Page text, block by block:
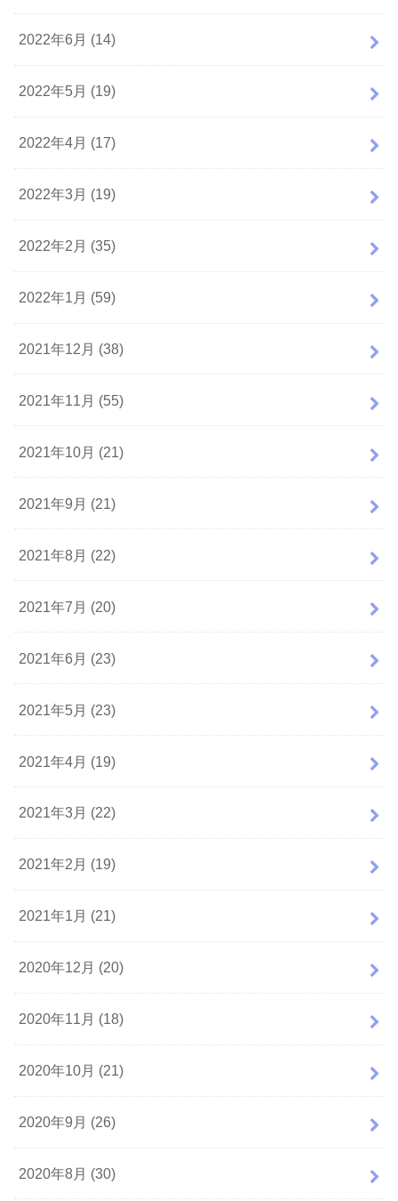
2022年6月 (14)
2022年5月 (19)
2022年4月 (17)
2022年3月 (19)
2022年2月 (35)
2022年1月 (59)
2021年12月 (38)
2021年11月 (55)
2021年10月 (21)
2021年9月 (21)
2021年8月 (22)
2021年7月 (20)
2021年6月 (23)
2021年5月 (23)
2021年4月 (19)
2021年3月 (22)
2021年2月 (19)
2021年1月 (21)
2020年12月 (20)
2020年11月 (18)
2020年10月 (21)
2020年9月 (26)
2020年8月 (30)